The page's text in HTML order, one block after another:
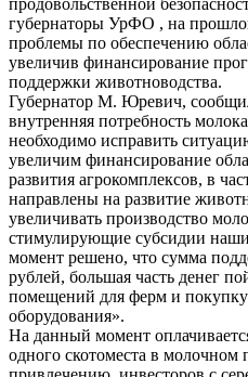
губернаторы УрФО , на
проблемы по обеспечению
увеличив финансирование
поддержки животноводства.
​Губернатор М. Юревич,
внутренняя потребность
необходимо исправить
увеличим финансирование
развития агрокомплексов, в
направлены на развитие
увеличивать производство
стимулирующие субсидии
момент решено, что сумма
рублей, большая часть денег
помещений для ферм и
оборудования».
​На данный момент
одного скотоместа в молочном